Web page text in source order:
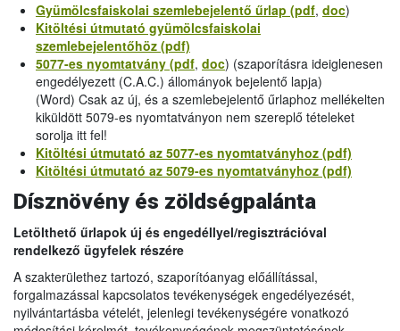
Gyümölcsfaiskolai szemlebejelentő űrlap (pdf, doc)
Kitöltési útmutató gyümölcsfaiskolai
szemlebejelentőhöz (pdf)
5077-es nyomtatvány (pdf, doc) (szaporításra ideiglenesen
engedélyezett (C.A.C.) állományok bejelentő lapja)
(Word) Csak az új, és a szemlebejelentő űrlaphoz mellékelten
kiküldött 5079-es nyomtatványon nem szereplő tételeket
sorolja itt fel!
Kitöltési útmutató az 5077-es nyomtatványhoz (pdf)
Kitöltési útmutató az 5079-es nyomtatványhoz (pdf)
Dísznövény és zöldségpalánta
Letölthető űrlapok új és engedéllyel/regisztrációval
rendelkező ügyfelek részére
A szakterülethez tartozó, szaporítóanyag előállítással,
forgalmazással kapcsolatos tevékenységek engedélyezését,
nyilvántartásba vételét, jelenlegi tevékenységére vonatkozó